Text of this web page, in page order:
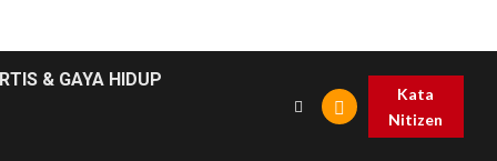
& GAYA HIDUP
Kata
Nitizen